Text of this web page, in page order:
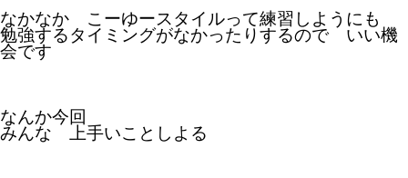
なかなか こーゆースタイルって練習しようにも
勉強するタイミングがなかったりするので いい機
会です
なんか今回
みんな 上手いことしよる